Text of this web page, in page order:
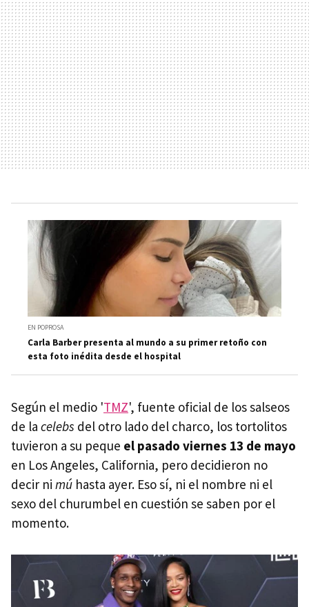
EN POPROSA
Carla Barber presenta al mundo a su primer retoño con
esta foto inédita desde el hospital
Según el medio 'TMZ', fuente oficial de los salseos
de la celebs del otro lado del charco, los tortolitos
tuvieron a su peque el pasado viernes 13 de mayo
en Los Angeles, California, pero decidieron no
decir ni mú hasta ayer. Eso sí, ni el nombre ni el
sexo del churumbel en cuestión se saben por el
momento.